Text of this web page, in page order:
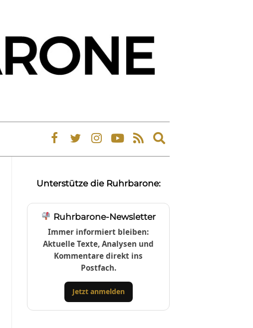
Expand
search
Unterstütze die Ruhrbarone:
Ruhrbarone-Newsletter
Immer informiert bleiben:
Aktuelle Texte, Analysen und
Kommentare direkt ins
Postfach.
Jetzt anmelden